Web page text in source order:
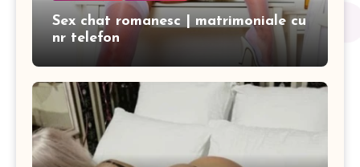
Sex chat romanesc | matrimoniale cu
nr telefon